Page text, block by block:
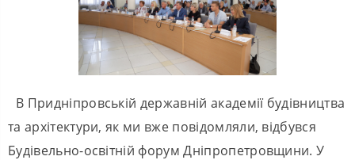
В Придніпровській державній академії будівництва
та архітектури, як ми вже повідомляли, відбувся
Будівельно-освітній форум Дніпропетровщини. У